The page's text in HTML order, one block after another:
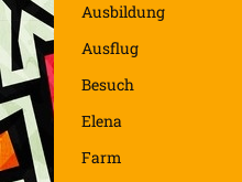
Ausbildung
Ausflug
Besuch
Elena
Farm